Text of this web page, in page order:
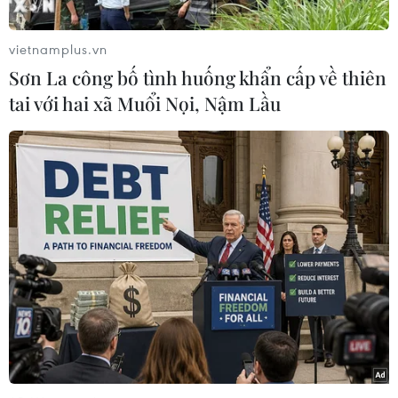
cường, sáng tạo, lấy người dân làm
trung tâm
06/08/2026 23:55
Nước thải từ máy bay có thể giúp
phát hiện sớm nguy cơ đại dịch
06/08/2026 22:30
Hướng tới mục tiêu quy mô dự trữ
đạt 1% GDP vào năm 2030
06/08/2026 10:23
Nghị quyết số 18-NQ/TW: Kiến tạo
nền tảng cho một xã hội phát triển
vietnamplus.vn
Sơn La công bố tình huống khẩn cấp về thiên
tai với hai xã Muổi Nọi, Nậm Lầu